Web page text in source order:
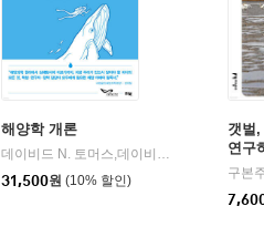
해양학 개론
데이비드 N. 토머스,데이비드 G. 보어스 공저/배진호,박소예나 공역/목정임 역
31,500원 (10% 할인)
갯벌
연구
구본